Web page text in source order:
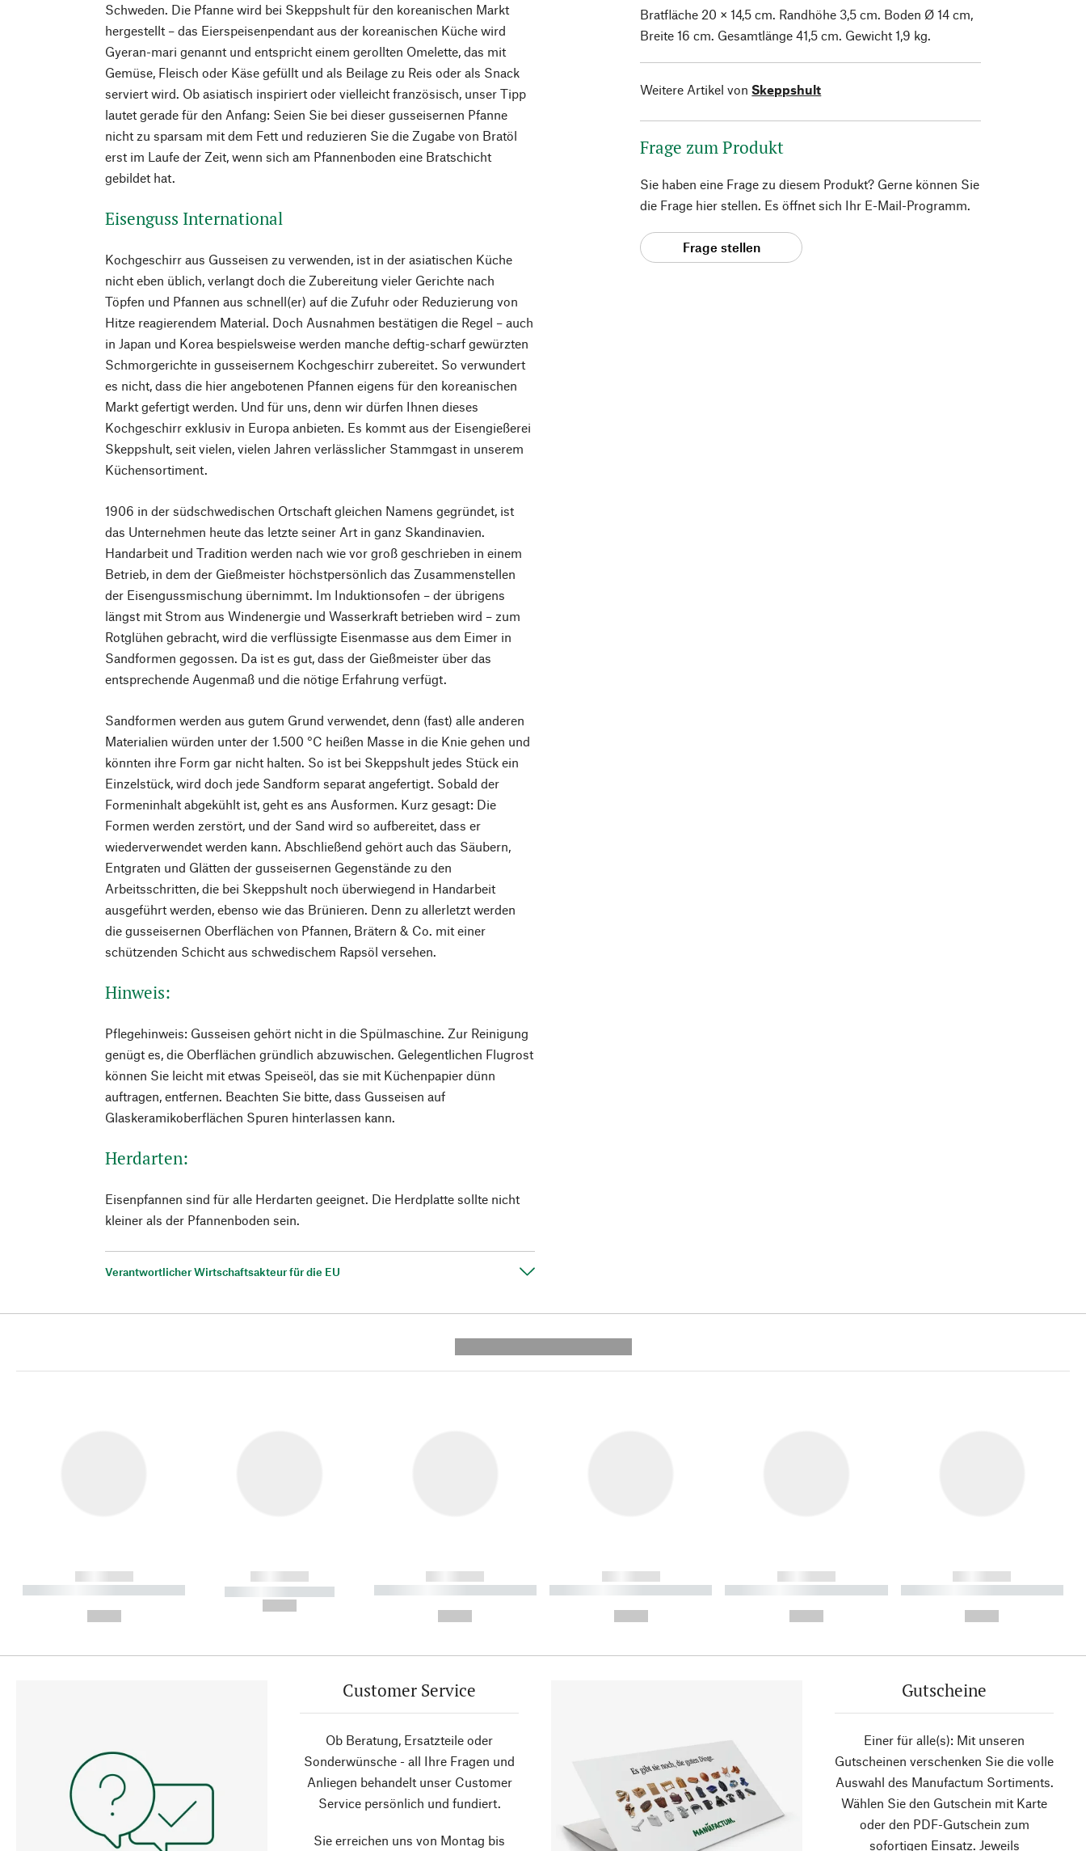
Schweden. Die Pfanne wird bei Skeppshult für den koreanischen Markt
hergestellt – das Eierspeisenpendant aus der koreanischen Küche wird
Gyeran-mari genannt und entspricht einem gerollten Omelette, das mit
Gemüse, Fleisch oder Käse gefüllt und als Beilage zu Reis oder als Snack
serviert wird. Ob asiatisch inspiriert oder vielleicht französisch, unser Tipp
lautet gerade für den Anfang: Seien Sie bei dieser gusseisernen Pfanne
nicht zu sparsam mit dem Fett und reduzieren Sie die Zugabe von Bratöl
erst im Laufe der Zeit, wenn sich am Pfannenboden eine Bratschicht
gebildet hat.
Eisenguss International
Kochgeschirr aus Gusseisen zu verwenden, ist in der asiatischen Küche
nicht eben üblich, verlangt doch die Zubereitung vieler Gerichte nach
Töpfen und Pfannen aus schnell(er) auf die Zufuhr oder Reduzierung von
Hitze reagierendem Material. Doch Ausnahmen bestätigen die Regel – auch
in Japan und Korea bespielsweise werden manche deftig-scharf gewürzten
Schmorgerichte in gusseisernem Kochgeschirr zubereitet. So verwundert
es nicht, dass die hier angebotenen Pfannen eigens für den koreanischen
Markt gefertigt werden. Und für uns, denn wir dürfen Ihnen dieses
Kochgeschirr exklusiv in Europa anbieten. Es kommt aus der Eisengießerei
Skeppshult, seit vielen, vielen Jahren verlässlicher Stammgast in unserem
Küchensortiment.
1906 in der südschwedischen Ortschaft gleichen Namens gegründet, ist
das Unternehmen heute das letzte seiner Art in ganz Skandinavien.
Handarbeit und Tradition werden nach wie vor groß geschrieben in einem
Betrieb, in dem der Gießmeister höchstpersönlich das Zusammenstellen
der Eisengussmischung übernimmt. Im Induktionsofen – der übrigens
längst mit Strom aus Windenergie und Wasserkraft betrieben wird – zum
Rotglühen gebracht, wird die verflüssigte Eisenmasse aus dem Eimer in
Sandformen gegossen. Da ist es gut, dass der Gießmeister über das
entsprechende Augenmaß und die nötige Erfahrung verfügt.
Sandformen werden aus gutem Grund verwendet, denn (fast) alle anderen
Materialien würden unter der 1.500 °C heißen Masse in die Knie gehen und
könnten ihre Form gar nicht halten. So ist bei Skeppshult jedes Stück ein
Einzelstück, wird doch jede Sandform separat angefertigt. Sobald der
Formeninhalt abgekühlt ist, geht es ans Ausformen. Kurz gesagt: Die
Formen werden zerstört, und der Sand wird so aufbereitet, dass er
wiederverwendet werden kann. Abschließend gehört auch das Säubern,
Entgraten und Glätten der gusseisernen Gegenstände zu den
Arbeitsschritten, die bei Skeppshult noch überwiegend in Handarbeit
ausgeführt werden, ebenso wie das Brünieren. Denn zu allerletzt werden
die gusseisernen Oberflächen von Pfannen, Brätern & Co. mit einer
schützenden Schicht aus schwedischem Rapsöl versehen.
Hinweis:
Pflegehinweis: Gusseisen gehört nicht in die Spülmaschine. Zur Reinigung
genügt es, die Oberflächen gründlich abzuwischen. Gelegentlichen Flugrost
können Sie leicht mit etwas Speiseöl, das sie mit Küchenpapier dünn
auftragen, entfernen. Beachten Sie bitte, dass Gusseisen auf
Glaskeramikoberflächen Spuren hinterlassen kann.
Herdarten:
Eisenpfannen sind für alle Herdarten geeignet. Die Herdplatte sollte nicht
kleiner als der Pfannenboden sein.
Verantwortlicher Wirtschaftsakteur für die EU
Bratfläche 20 × 14,5 cm. Randhöhe 3,5 cm. Boden Ø 14 cm,
Breite 16 cm. Gesamtlänge 41,5 cm. Gewicht 1,9 kg.
Weitere Artikel von Skeppshult
Frage zum Produkt
Sie haben eine Frage zu diesem Produkt? Gerne können Sie
die Frage hier stellen. Es öffnet sich Ihr E-Mail-Programm.
Frage stellen
------------
----------- ----------- ----------
------------
----------- -----------
------------
----------- ----------- ----------
------------
----------- ----------- ----------
------------
----------- ----------- ----------
------------
----------- ----------- ----------
Customer Service
Ob Beratung, Ersatzteile oder
Sonderwünsche - all Ihre Fragen und
Anliegen behandelt unser Customer
Service persönlich und fundiert.
Sie erreichen uns von Montag bis
Gutscheine
Einer für alle(s): Mit unseren
Gutscheinen verschenken Sie die volle
Auswahl des Manufactum Sortiments.
Wählen Sie den Gutschein mit Karte
oder den PDF-Gutschein zum
sofortigen Einsatz. Jeweils